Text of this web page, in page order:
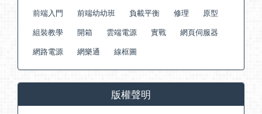
前端入門
前端幼幼班 負載平衡 修理
原型
組裝教學
開箱 雲端電源 實戰
網頁伺服器
網路電源
網樂通 線框圖
版權聲明